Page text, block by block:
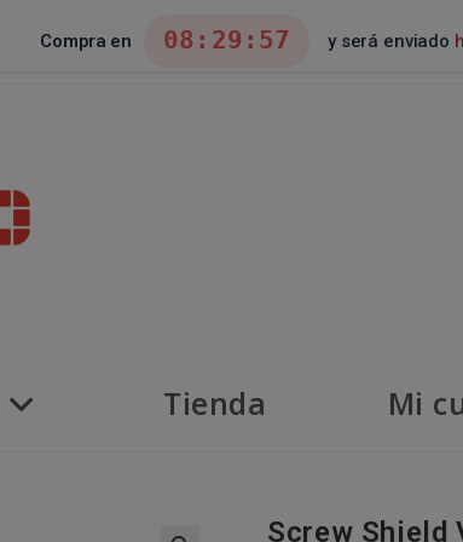
Compra en 08:29:57 y será enviado
Tienda Mi
Screw Shield